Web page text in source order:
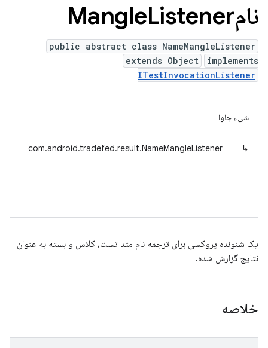
نامMangleListener
public abstract class NameMangleListener
extends Object
implements
ITestInvocationListener
شیء جاوا
↳
com.android.tradefed.result.NameMangleListener
یک شنونده پروکسی برای ترجمه نام متد تست، کلاس و بسته به عنوان
نتایج گزارش شده.
خلاصه